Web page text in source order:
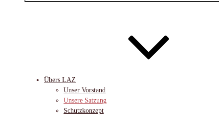
Übers LAZ
Unser Vorstand
Unsere Satzung
Schutzkonzept